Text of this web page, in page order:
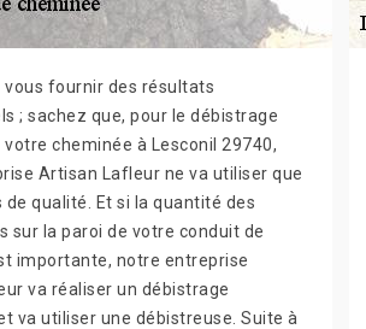
vous fournir des résultats
; sachez que, pour le débistrage
cheminée à Lesconil 29740,
Artisan Lafleur ne va utiliser que
de qualité. Et si la quantité des
sur la paroi de votre conduit de
importante, notre entreprise
va réaliser un débistrage
va utiliser une débistreuse. Suite à